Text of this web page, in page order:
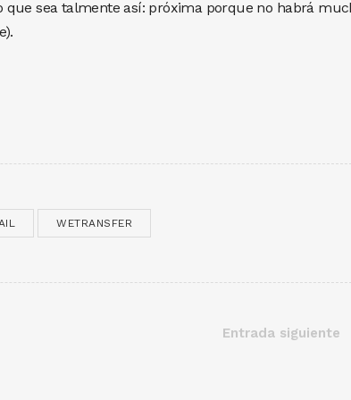
que sea talmente así: próxima porque no habrá
WETRANSFER
Entrada siguiente